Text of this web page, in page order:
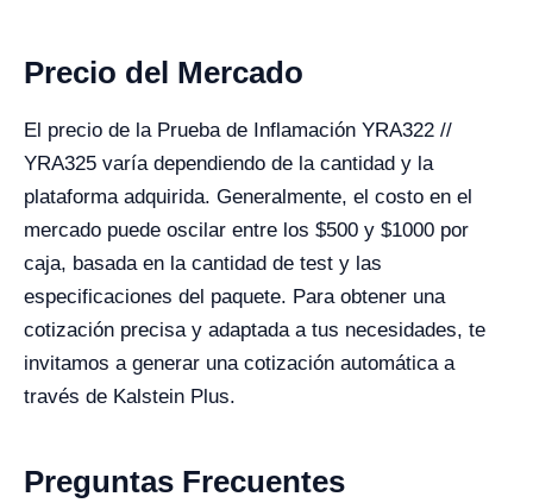
Precio del Mercado
El precio de la Prueba de Inflamación YRA322 //
YRA325 varía dependiendo de la cantidad y la
plataforma adquirida. Generalmente, el costo en el
mercado puede oscilar entre los $500 y $1000 por
caja, basada en la cantidad de test y las
especificaciones del paquete. Para obtener una
cotización precisa y adaptada a tus necesidades, te
invitamos a generar una cotización automática a
través de Kalstein Plus.
Preguntas Frecuentes